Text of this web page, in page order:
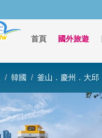
首頁 國外旅遊
韓國 釜山．慶州．大邱